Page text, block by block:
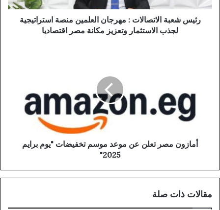
رئيس شعبة الاتصالات : مهرجان العلمين منصة استراتيجية
لجذب الاستثمار وتعزيز مكانة مصر اقتصاديا
أمازون مصر تعلن عن موعد موسم تخفيضات "يوم برايم
2025"
مقالات ذات صلة